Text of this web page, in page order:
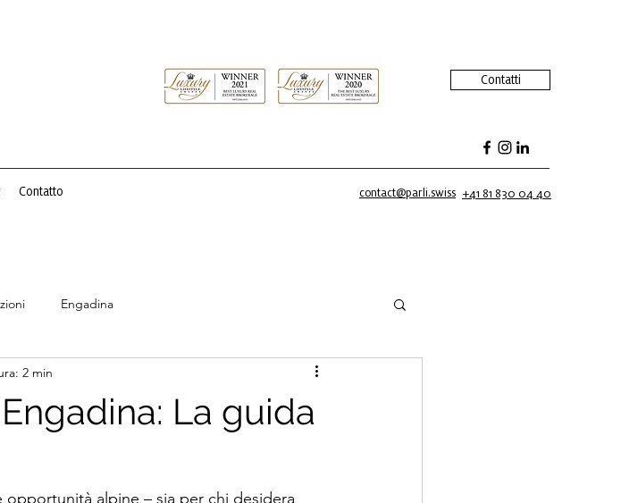
Contatti
Contatto contact@parli.swiss +41 81 830 04 40
Engadina
La guida
2 min
opportunità alpine – sia per chi desidera